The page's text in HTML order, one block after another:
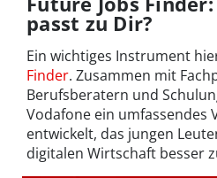
passt zu Dir?
Ein wichtiges Instrument
Finder. Zusammen mit
Berufsberatern und
Vodafone ein umfassendes
entwickelt, das jungen
digitalen Wirtschaft besser